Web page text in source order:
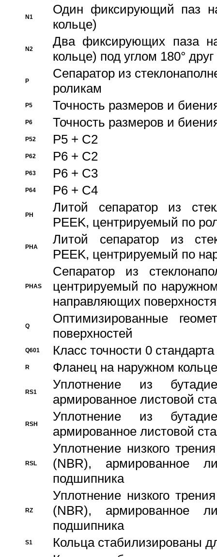
N1
Один фиксирующий паз
кольце)
N2
Два фиксирующих паза
кольце) под углом 180° друг
P
Cепаратор из
роликам
P5 Точность размеров и
P6 Точность размеров и
P52 P5 + C2
P62 P6 + C2
P63 P6 + C3
P64 P6 + C4
PH
Литой сепаратор из
PEEK, центрируемый по
PHA
Литой сепаратор из
PEEK, центрируемый по
PHAS
Сепаратор из
центрируемый по
направляющих
Q
Оптимизированные
поверхностей
Q601 Класс точности 0
R Фланец на наружном кольце
RS1
Уплотнение из
армированное листовой
RSH
Уплотнение из
армированное листовой
RSL
Уплотнение низкого
(NBR), армированное
подшипника
RZ
Уплотнение низкого
(NBR), армированное
подшипника
S1 Кольца стабилизированы